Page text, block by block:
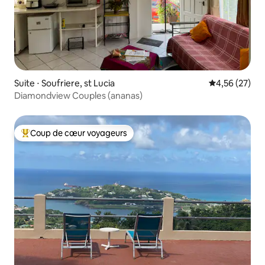
Suite ⋅ Soufriere, st Lucia Évaluation
4,56 (27)
Diamondview Couples (ananas)
Coups de cœur voyageurs les plus appréciés
Coup de cœur voyageurs